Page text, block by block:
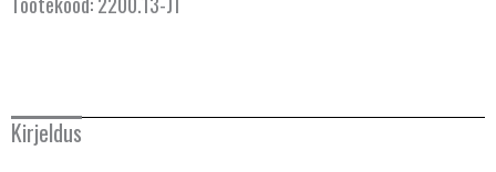
Kirjeldus